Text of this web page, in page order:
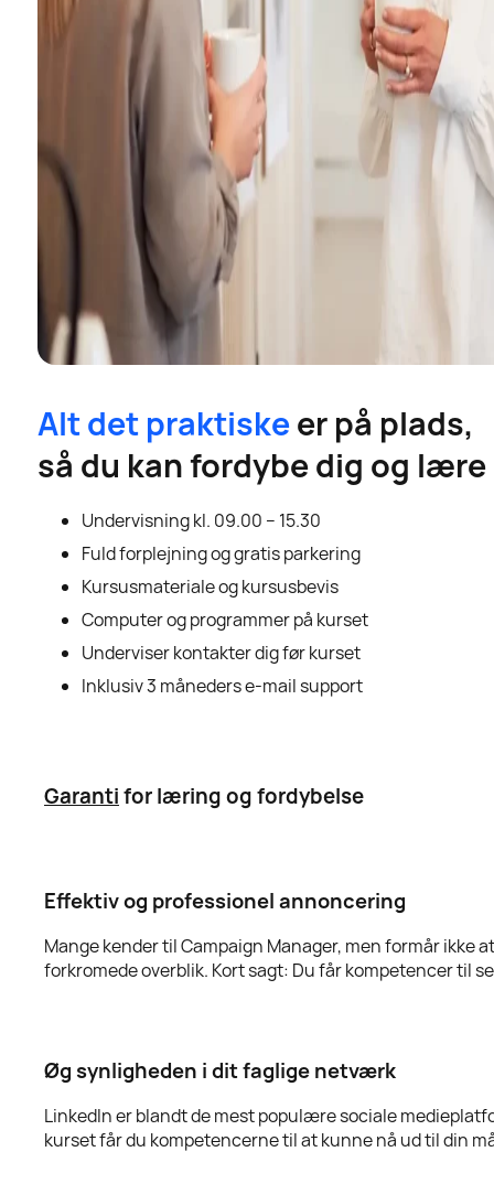
Alt det praktiskeer på plads,
så du kan fordybe dig og
Undervisning kl. 09.00 – 15.30
Fuld forplejning og gratis parkering
Kursusmateriale og kursusbevis
Computer og programmer på kurset
Underviser kontakter dig før kurset
Inklusiv 3 måneders e-mail support
Garantifor læring og fordybelse
Effektiv og professionel annoncering
Mange kender til Campaign Manager, men formår
forkromede overblik. Kort sagt: Du får kompetencer til
Øg synligheden i dit faglige netværk
LinkedIn er blandt de mest populære sociale
kurset får du kompetencerne til at kunne nå ud til din